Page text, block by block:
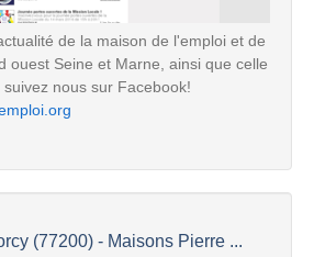
de la maison de l'emploi et de
ouest Seine et Marne, ainsi que celle
nous sur Facebook!
(77200) - Maisons Pierre ...